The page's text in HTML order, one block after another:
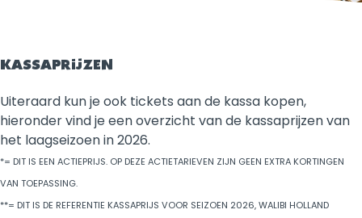
KASSAPRIJZEN
Uiteraard kun je ook tickets aan de kassa kopen,
hieronder vind je een overzicht van de kassaprijzen van
het laagseizoen in 2026.
*= DIT IS EEN ACTIEPRIJS. OP DEZE ACTIETARIEVEN ZIJN GEEN EXTRA KORTINGEN
VAN TOEPASSING.
**= DIT IS DE REFERENTIE KASSAPRIJS VOOR SEIZOEN 2026, WALIBI HOLLAND